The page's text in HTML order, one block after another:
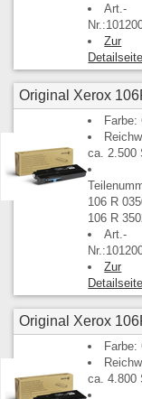
Art.-
Zur
Detailseite
Original Xerox
Farbe:
ca. 2.500
106 R
106 R
Art.-
Zur
Detailseite
Original Xerox
Farbe:
ca. 4.800